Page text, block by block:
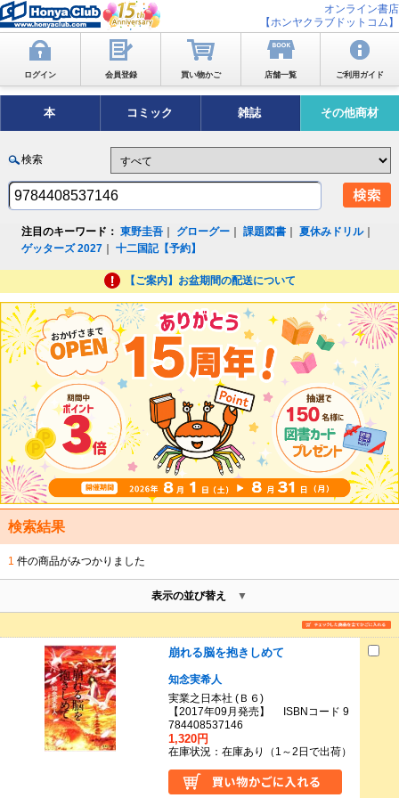
オンライン書店
【ホンヤクラブドットコム】
ログイン 会員登録 買い物かご 店舗一覧 ご利用ガイド
本 コミック 雑誌 その他商材
検索
注目のキーワード： 東野圭吾 グローグー ｜課題図書 ｜夏休みドリル｜
ゲッターズ 2027 ｜十二国記【予約】
【ご案内】お盆期間の配送について
検索結果
1 件の商品がみつかりました
表示の並び替え
崩れる脳を抱きしめて
知念実希人
実業之日本社 (Ｂ６)
【2017年09月発売】 ISBNコード 9
784408537146
1,320円
在庫状況：在庫あり（1～2日で出荷）